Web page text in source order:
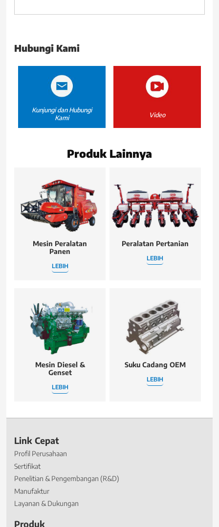
Hubungi Kami
Kunjungi dan Hubungi
Kami
Video
Produk Lainnya
Mesin Peralatan
Panen
LEBIH
Peralatan Pertanian
LEBIH
Mesin Diesel &
Genset
LEBIH
Suku Cadang OEM
LEBIH
Link Cepat
Profil Perusahaan
Sertifikat
Penelitian & Pengembangan (R&D)
Manufaktur
Layanan & Dukungan
Produk